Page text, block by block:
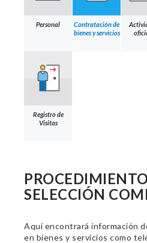
Personal
Contratación de
bienes y servicios
Registro de
Visitas
SELECCIÓN
Aquí encontrará información
en bienes y servicios como